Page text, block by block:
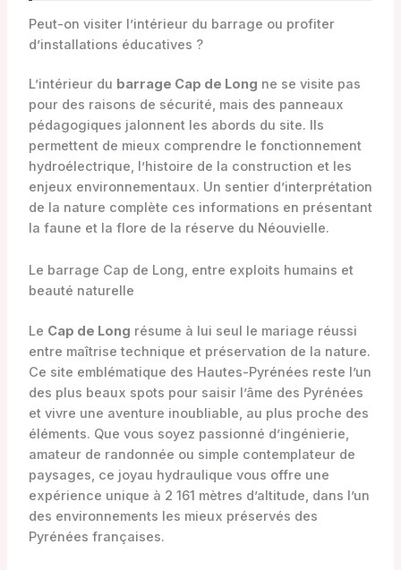
Peut-on visiter l’intérieur du barrage ou profiter
d’installations éducatives ?
L’intérieur du barrage Cap de Long ne se visite pas
pour des raisons de sécurité, mais des panneaux
pédagogiques jalonnent les abords du site. Ils
permettent de mieux comprendre le fonctionnement
hydroélectrique, l’histoire de la construction et les
enjeux environnementaux. Un sentier d’interprétation
de la nature complète ces informations en présentant
la faune et la flore de la réserve du Néouvielle.
Le barrage Cap de Long, entre exploits humains et
beauté naturelle
Le Cap de Long résume à lui seul le mariage réussi
entre maîtrise technique et préservation de la nature.
Ce site emblématique des Hautes-Pyrénées reste l’un
des plus beaux spots pour saisir l’âme des Pyrénées
et vivre une aventure inoubliable, au plus proche des
éléments. Que vous soyez passionné d’ingénierie,
amateur de randonnée ou simple contemplateur de
paysages, ce joyau hydraulique vous offre une
expérience unique à 2 161 mètres d’altitude, dans l’un
des environnements les mieux préservés des
Pyrénées françaises.